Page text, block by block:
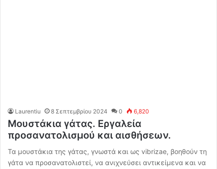
Laurentiu 8 Σεπτεμβρίου 2024 0 6,820
Μουστάκια γάτας. Εργαλεία
προσανατολισμού και αισθήσεων.
Τα μουστάκια της γάτας, γνωστά και ως vibrizae, βοηθούν τη
γάτα να προσανατολιστεί, να ανιχνεύσει αντικείμενα και να